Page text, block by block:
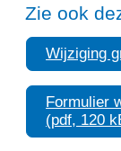
Zie ook
Wijziging
Formulier
(pdf, 120